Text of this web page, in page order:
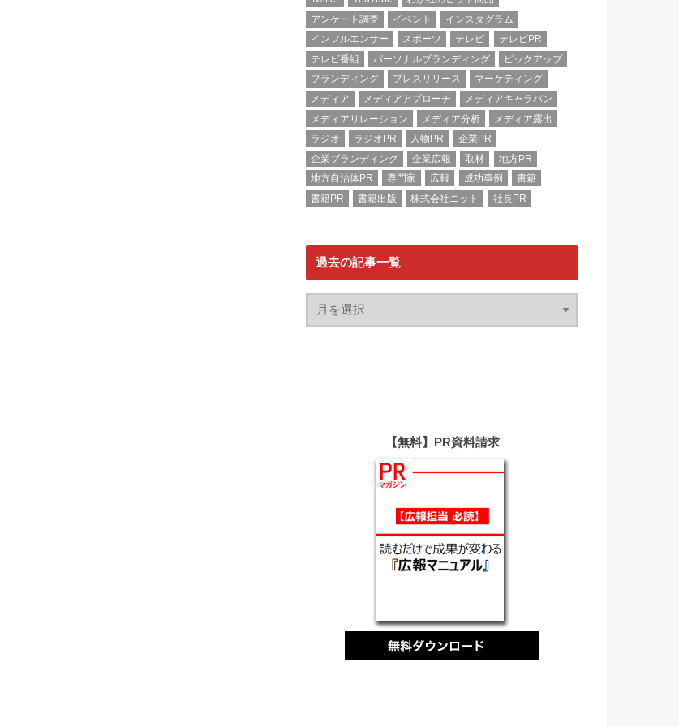
アンケート調査
イベント
インスタグラム
インフルエンサー
スポーツ テレビ
テレビPR
テレビ番組
パーソナルブランディング
ピックアップ
ブランディング
プレスリリース
マーケティング
メディア
メディアアプローチ
メディアキャラバン
メディアリレーション
メディア分析
メディア露出
ラジオ
ラジオPR 人物PR
企業PR
企業ブランディング
企業広報 取材
地方PR
地方自治体PR
専門家 広報 成功事例
書籍
書籍PR
書籍出版 株式会社ニット 社長PR
過去の記事一覧
【無料】PR資料請求